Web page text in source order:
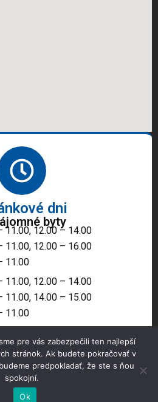
dni
byty
11.00, 12.00 – 14.00
11.00, 12.00 – 16.00
11.00
11.00, 12.00 – 14.00
11.00, 14.00 – 15.00
11.00
majetku mesta, n.o.,
pre vás zabezpečili ten najlepší
stránok. Ak budete pokračovať v
predpokladať, že ste s ňou
spokojní.
Ok